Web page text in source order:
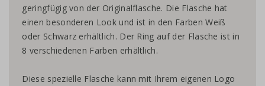
geringfügig von der Originalflasche. Die Flasche hat
einen besonderen Look und ist in den Farben Weiß
oder Schwarz erhältlich. Der Ring auf der Flasche ist in
8 verschiedenen Farben erhältlich.
Diese spezielle Flasche kann mit Ihrem eigenen Logo